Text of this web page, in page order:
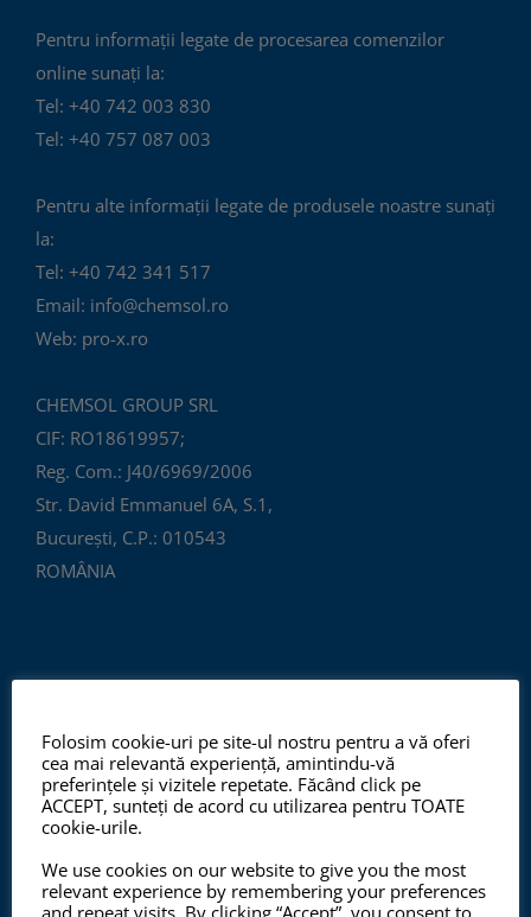
Pentru informații legate de procesarea comenzilor
online sunați la:
Tel: +40 742 003 830
Tel: +40 757 087 003
Pentru alte informații legate de produsele noastre sunați
la:
Tel: +40 742 341 517
Email: info@chemsol.ro
Web: pro-x.ro
CHEMSOL GROUP SRL
CIF: RO18619957;
Reg. Com.: J40/6969/2006
Str. David Emmanuel 6A, S.1,
București, C.P.: 010543
ROMÂNIA
ISO 9001:2015, ISO 14001:2015
Începând cu anul 2012, ChemSol Group deține
Folosim cookie-uri pe site-ul nostru pentru a vă oferi
cea mai relevantă experiență, amintindu-vă
preferințele și vizitele repetate. Făcând click pe
ACCEPT, sunteți de acord cu utilizarea pentru TOATE
cookie-urile.
We use cookies on our website to give you the most
relevant experience by remembering your preferences
and repeat visits. By clicking “Accept”, you consent to